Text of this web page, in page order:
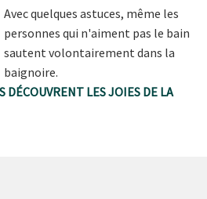
Avec quelques astuces, même les
personnes qui n'aiment pas le bain
sautent volontairement dans la
baignoire.
DÉCOUVRENT LES JOIES DE LA